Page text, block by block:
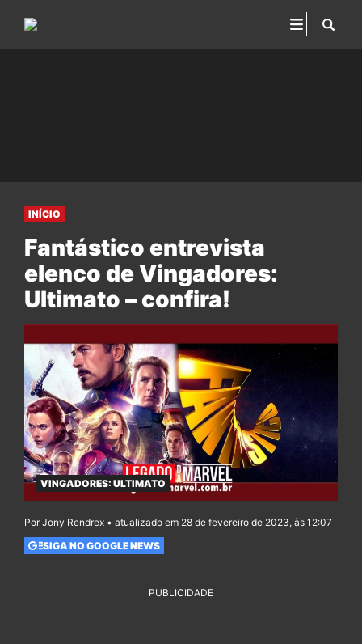
INÍCIO
Fantástico entrevista
elenco de Vingadores:
Ultimato – confira!
VINGADORES: ULTIMATO
Por Jony Rendrex • atualizado em 28 de fevereiro de 2023, às 12:07
SIGA NO GOOGLE NEWS
PUBLICIDADE